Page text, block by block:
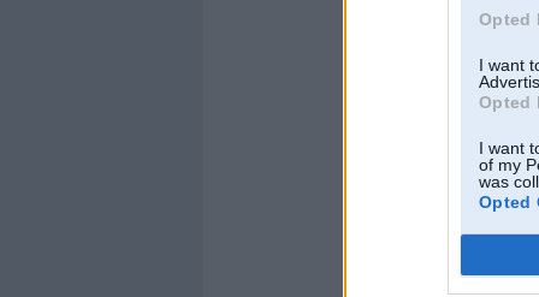
Opted
I want
Opted
I want
of my
was
Opted
oskars11
13. Aug 2006
Jelgava
3120
Braucu ar: